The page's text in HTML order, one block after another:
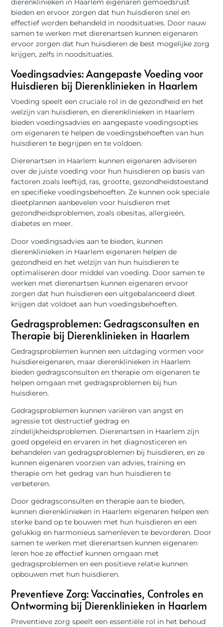
dierenklinieken in Haarlem eigenaren gemoedsrust
bieden en ervoor zorgen dat hun huisdieren snel en
effectief worden behandeld in noodsituaties. Door nauw
samen te werken met dierenartsen kunnen eigenaren
ervoor zorgen dat hun huisdieren de best mogelijke zorg
krijgen, zelfs in noodsituaties.
Voedingsadvies: Aangepaste Voeding voor
Huisdieren bij Dierenklinieken in Haarlem
Voeding speelt een cruciale rol in de gezondheid en het
welzijn van huisdieren, en dierenklinieken in Haarlem
bieden voedingsadvies en aangepaste voedingsopties
om eigenaren te helpen de voedingsbehoeften van hun
huisdieren te begrijpen en te voldoen.
Dierenartsen in Haarlem kunnen eigenaren adviseren
over de juiste voeding voor hun huisdieren op basis van
factoren zoals leeftijd, ras, grootte, gezondheidstoestand
en specifieke voedingsbehoeften. Ze kunnen ook speciale
dieetplannen aanbevelen voor huisdieren met
gezondheidsproblemen, zoals obesitas, allergieën,
diabetes en meer.
Door voedingsadvies aan te bieden, kunnen
dierenklinieken in Haarlem eigenaren helpen de
gezondheid en het welzijn van hun huisdieren te
optimaliseren door middel van voeding. Door samen te
werken met dierenartsen kunnen eigenaren ervoor
zorgen dat hun huisdieren een uitgebalanceerd dieet
krijgen dat voldoet aan hun voedingsbehoeften.
Gedragsproblemen: Gedragsconsulten en
Therapie bij Dierenklinieken in Haarlem
Gedragsproblemen kunnen een uitdaging vormen voor
huisdiereigenaren, maar dierenklinieken in Haarlem
bieden gedragsconsulten en therapie om eigenaren te
helpen omgaan met gedragsproblemen bij hun
huisdieren.
Gedragsproblemen kunnen variëren van angst en
agressie tot destructief gedrag en
zindelijkheidsproblemen. Dierenartsen in Haarlem zijn
goed opgeleid en ervaren in het diagnosticeren en
behandelen van gedragsproblemen bij huisdieren, en ze
kunnen eigenaren voorzien van advies, training en
therapie om het gedrag van hun huisdieren te
verbeteren.
Door gedragsconsulten en therapie aan te bieden,
kunnen dierenklinieken in Haarlem eigenaren helpen een
sterke band op te bouwen met hun huisdieren en een
gelukkig en harmonieus samenleven te bevorderen. Door
samen te werken met dierenartsen kunnen eigenaren
leren hoe ze effectief kunnen omgaan met
gedragsproblemen en een positieve relatie kunnen
opbouwen met hun huisdieren.
Preventieve Zorg: Vaccinaties, Controles en
Ontworming bij Dierenklinieken in Haarlem
Preventieve zorg speelt een essentiële rol in het behoud